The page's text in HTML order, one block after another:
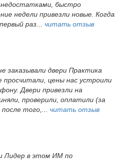
недостатками, быстро
недели привезли новые. Когда
раз... читать отзыв
заказывали двери Практика
цены нас устроили
Двери привезли на
проверили, оплатили (за
того,... читать отзыв
Лидер в этом ИМ по